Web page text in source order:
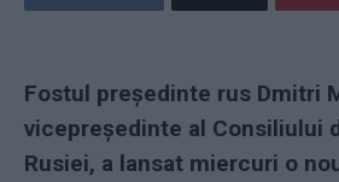
Fostul președinte rus Dmitri
vicepreședinte al Consiliului
Rusiei, a lansat miercuri o